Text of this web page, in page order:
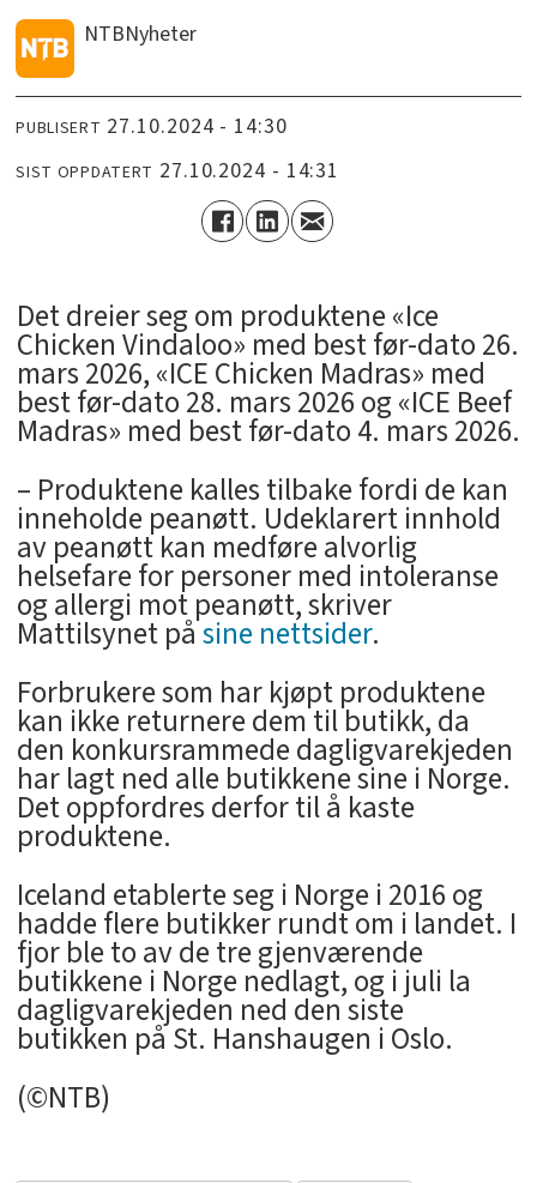
NTBNyheter
PUBLISERT 27.10.2024 - 14:30
SIST OPPDATERT 27.10.2024 - 14:31
Det dreier seg om produktene «Ice
Chicken Vindaloo» med best før-dato 26.
mars 2026, «ICE Chicken Madras» med
best før-dato 28. mars 2026 og «ICE Beef
Madras» med best før-dato 4. mars 2026.
– Produktene kalles tilbake fordi de kan
inneholde peanøtt. Udeklarert innhold
av peanøtt kan medføre alvorlig
helsefare for personer med intoleranse
og allergi mot peanøtt, skriver
Mattilsynet påsine nettsider.
Forbrukere som har kjøpt produktene
kan ikke returnere dem til butikk, da
den konkursrammede dagligvarekjeden
har lagt ned alle butikkene sine i Norge.
Det oppfordres derfor til å kaste
produktene.
Iceland etablerte seg i Norge i 2016 og
hadde flere butikker rundt om i landet. I
fjor ble to av de tre gjenværende
butikkene i Norge nedlagt, og i juli la
dagligvarekjeden ned den siste
butikken på St. Hanshaugen i Oslo.
(©NTB)